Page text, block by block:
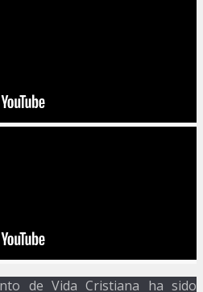
de Vida Cristiana ha sido